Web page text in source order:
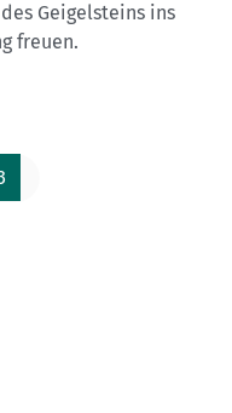
Geigelsteins ins
freuen.